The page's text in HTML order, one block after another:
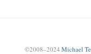
©2008–2024 Michael